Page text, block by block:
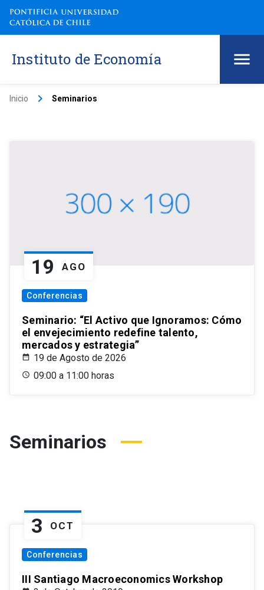
Instituto de Economía
Inicio keyboard_arrow_right Seminarios
19 AGO
Conferencias
Seminario: “El Activo que Ignoramos: Cómo
el envejecimiento redefine talento,
mercados y estrategia”
19 de Agosto de 2026
09:00 a 11:00 horas
Seminarios
3 OCT
Conferencias
III Santiago Macroeconomics Workshop